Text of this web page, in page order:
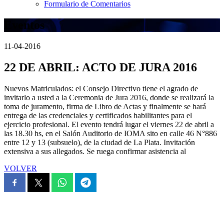
Formulario de Comentarios
Eventos
11-04-2016
22 DE ABRIL: ACTO DE JURA 2016
Nuevos Matriculados: el Consejo Directivo tiene el agrado de
invitarlo a usted a la Ceremonia de Jura 2016, donde se realizará la
toma de juramento, firma de Libro de Actas y finalmente se hará
entrega de las credenciales y certificados habilitantes para el
ejercicio profesional. El evento tendrá lugar el viernes 22 de abril a
las 18.30 hs, en el Salón Auditorio de IOMA sito en calle 46 N°886
entre 12 y 13 (subsuelo), de la ciudad de La Plata. Invitación
extensiva a sus allegados. Se ruega confirmar asistencia al
VOLVER